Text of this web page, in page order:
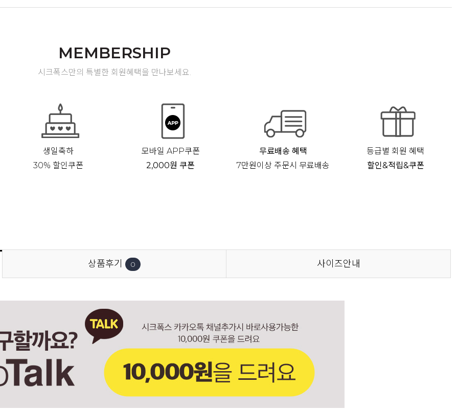
MEMBERSHIP
시크폭스만의 특별한 회원혜택을 만나보세요.
생일축하
30% 할인쿠폰
모바일 APP쿠폰
2,000원 쿠폰
무료배송 혜택
7만원이상 주문시 무료배송
등급별 회원 혜택
할인&적립&쿠폰
상품후기 0 사이즈안내